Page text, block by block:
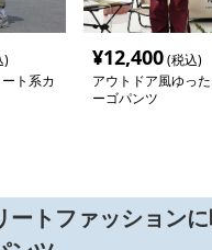
)
ト系カ
¥12,400(税込)
アウトドア風ゆっ
ーゴパンツ
ートファッション